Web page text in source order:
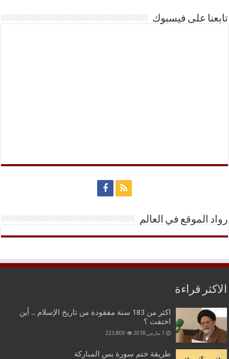
تابعنا على فيسبوك
رواد الموقع في العالم
الاكثر قراءة
اكثر من 183 سنة مفقودة من تاريخ الإسلام .. أين
اختفت ؟
1 مارس,2018 223,809
طريقة ختم سورة يس المباركة